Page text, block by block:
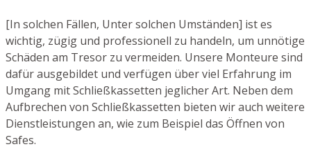
[In solchen Fällen, Unter solchen Umständen] ist es
wichtig, zügig und professionell zu handeln, um unnötige
Schäden am Tresor zu vermeiden. Unsere Monteure sind
dafür ausgebildet und verfügen über viel Erfahrung im
Umgang mit Schließkassetten jeglicher Art. Neben dem
Aufbrechen von Schließkassetten bieten wir auch weitere
Dienstleistungen an, wie zum Beispiel das Öffnen von
Safes.